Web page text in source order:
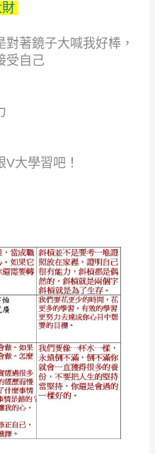
著鏡子大喊我好棒，
受自己
大學習吧！